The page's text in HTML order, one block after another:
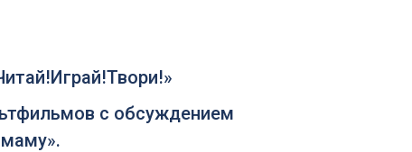
с обсуждением